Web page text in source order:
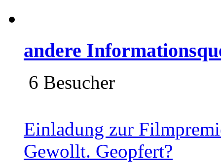
andere
6 Besucher
Einladung zur
Gewollt. Geopfert?